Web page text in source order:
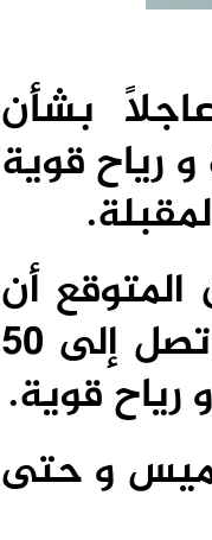
بشأن
رياح قوية
المتوقع أن
تشهد عدة مناطق بالمملكة زخات مطرية غزيرة قد تصل إلى 50
و حتى